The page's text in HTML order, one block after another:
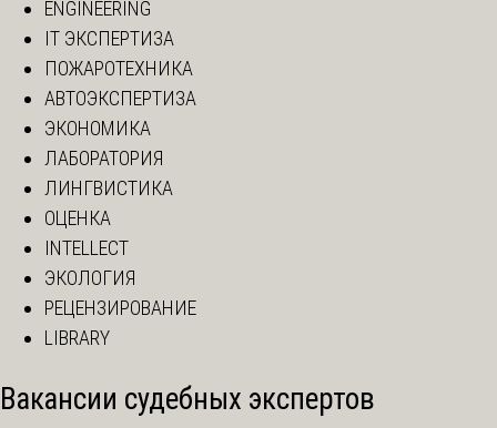
ENGINEERING
IT ЭКСПЕРТИЗА
ПОЖАРОТЕХНИКА
АВТОЭКСПЕРТИЗА
ЭКОНОМИКА
ЛАБОРАТОРИЯ
ЛИНГВИСТИКА
ОЦЕНКА
INTELLECT
ЭКОЛОГИЯ
РЕЦЕНЗИРОВАНИЕ
LIBRARY
Вакансии судебных экспертов